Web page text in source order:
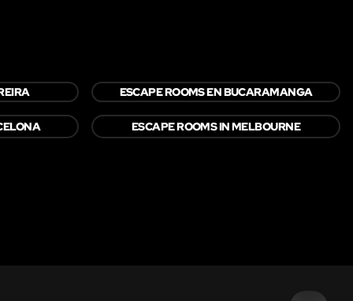
ESCAPE ROOMS EN BUCARAMANGA
ESCAPE ROOMS IN MELBOURNE